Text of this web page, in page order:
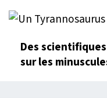
Des
sur les